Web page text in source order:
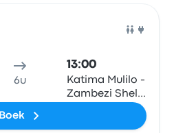
6u
13:00
Katima Mulilo -
Zambezi Shell
Boek